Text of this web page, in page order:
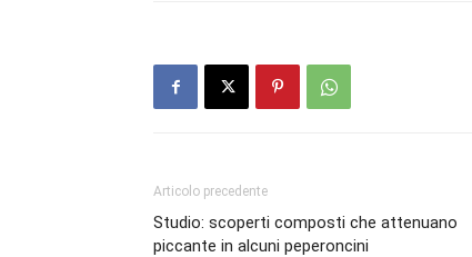
Articolo precedente
Studio: scoperti composti che attenuano
piccante in alcuni peperoncini